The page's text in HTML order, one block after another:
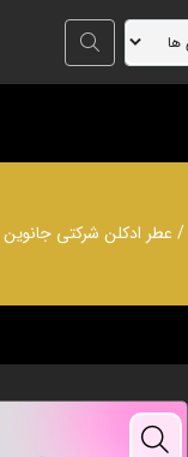
/ عطر ادکلن شرکتی جانوین